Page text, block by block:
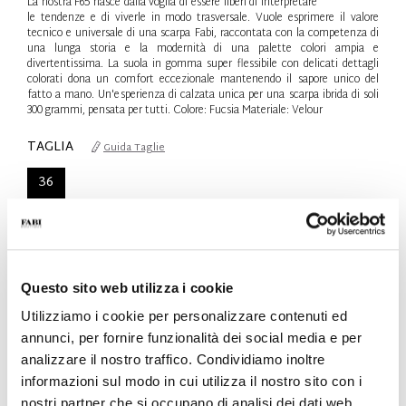
Questo sito web utilizza i cookie
Utilizziamo i cookie per personalizzare contenuti ed
annunci, per fornire funzionalità dei social media e per
analizzare il nostro traffico. Condividiamo inoltre
informazioni sul modo in cui utilizza il nostro sito con i
le tendenze e di viverle in modo trasversale. Vuole esprimere il valore
tecnico e universale di una scarpa Fabi, raccontata con la competenza di
una lunga storia e la modernità di una palette colori ampia e
divertentissima. La suola in gomma super flessibile con delicati dettagli
colorati dona un comfort eccezionale mantenendo il sapore unico del
fatto a mano. Un'esperienza di calzata unica per una scarpa ibrida di soli
300 grammi, pensata per tutti. Colore: Fucsia Materiale: Velour
TAGLIA Guida Taglie
36
Solo 2 Unità disponibili
QTÀ
+
-
AGGIUNGI AL CARRELLO
AGGIUNGI ALLA WISHLIST